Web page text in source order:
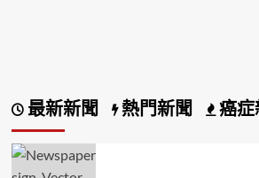
最新新聞 熱門新聞 癌症